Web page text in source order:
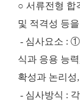
○ 서류전형 합
및 적격성 등
- 심사요소 :
식과 응용 능
확성과 논리
- 심사방식 :